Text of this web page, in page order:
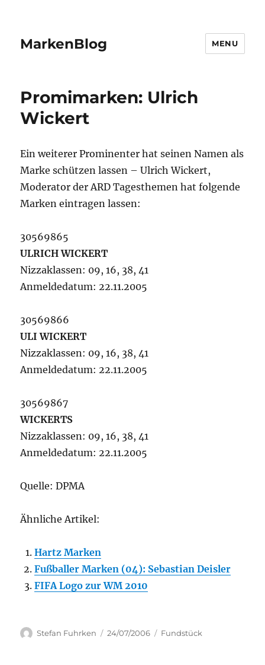
MarkenBlog MENU
Promimarken: Ulrich
Wickert
Ein weiterer Prominenter hat seinen Namen als
Marke schützen lassen – Ulrich Wickert,
Moderator der ARD Tagesthemen hat folgende
Marken eintragen lassen:
30569865
ULRICH WICKERT
Nizzaklassen: 09, 16, 38, 41
Anmeldedatum: 22.11.2005
30569866
ULI WICKERT
Nizzaklassen: 09, 16, 38, 41
Anmeldedatum: 22.11.2005
30569867
WICKERTS
Nizzaklassen: 09, 16, 38, 41
Anmeldedatum: 22.11.2005
Quelle: DPMA
Ähnliche Artikel:
Hartz Marken
Fußballer Marken (04): Sebastian Deisler
FIFA Logo zur WM 2010
Author
Stefan Fuhrken
Posted
24/07/2006 Categories
Fundstück